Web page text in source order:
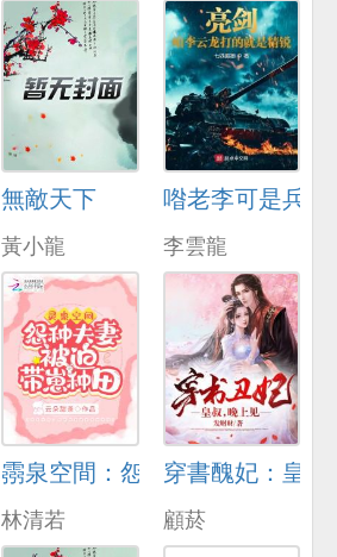
無敵天下
黃小龍
喒老李可是兵
李雲龍
霛泉空間：怨種夫妻被迫帶崽
林清若
穿書醜妃：皇
顧菸